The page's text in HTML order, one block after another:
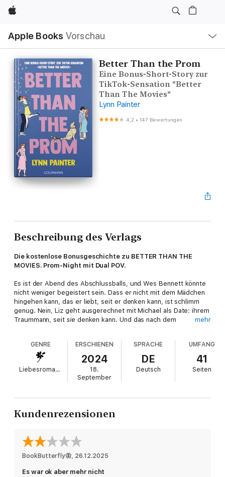
Apple
Apple Books Vorschau
Navigation
Menü
öffnen
Better Than the Prom
Eine Bonus-Short-Story zur
TikTok-Sensation "Better
Than The Movies"
Lynn Painter
4,2 •147 Bewertungen
Beschreibung des Verlags
Die kostenlose Bonusgeschichte zu BETTER THAN THE
MOVIES. Prom-Night mit Dual POV.
Es ist der Abend des Abschlussballs, und Wes Bennett könnte
nicht weniger begeistert sein. Dass er nicht mit dem Mädchen
hingehen kann, das er liebt, seit er denken kann, ist schlimm
genug. Nein, Liz geht ausgerechnet mit Michael als Date: ihrem
Traummann, seit sie denken kann. Und das nach dem
gelingt es Wes, die beiden so gut es geht zu meiden. Aber
jeder heimliche Blick auf Liz in ihrem weißen Abendkleid, wie
sie Michael anstrahlt, tut einfach verdammt weh. Als Wes den
Ball vorzeitig verlässt und nach Hause fährt, wartet zu seiner
Überraschung Liz auf ihn ...
mehr
GENRE
Liebesromane
ERSCHIENEN
2024
18.
September
SPRACHE
DE
Deutsch
UMFANG
41
Seiten
Kundenrezensionen
BookButterfly🦋, 26.12.2025
Es war ok aber mehr nicht